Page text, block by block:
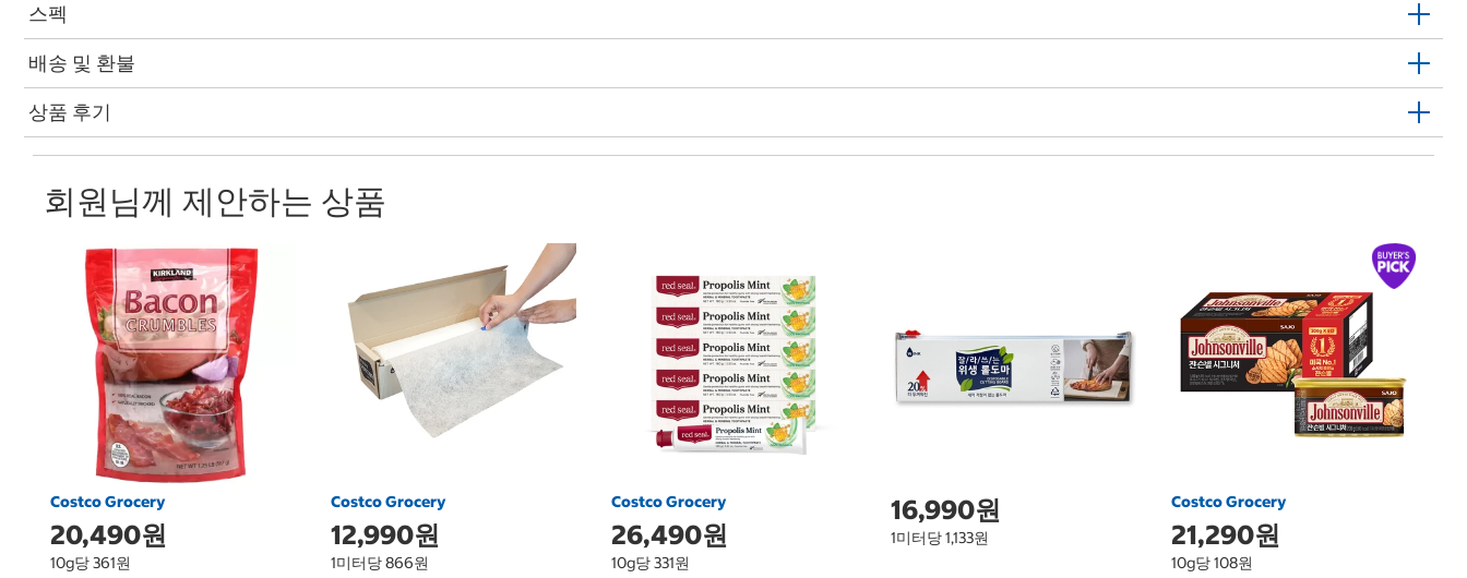
스펙
배송 및 환불
상품 후기
회원님께 제안하는 상품
Costco Grocery
20,490원
10g당 361원
Costco Grocery
12,990원
1미터당 866원
Costco Grocery
26,490원
10g당 331원
16,990원
1미터당 1,133원
Costco Grocery
21,290원
10g당 108원